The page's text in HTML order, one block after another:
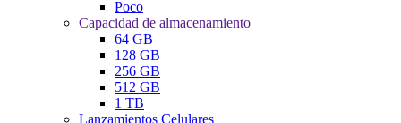
Poco
Capacidad de almacenamiento
64 GB
128 GB
256 GB
512 GB
1 TB
Lanzamientos Celulares